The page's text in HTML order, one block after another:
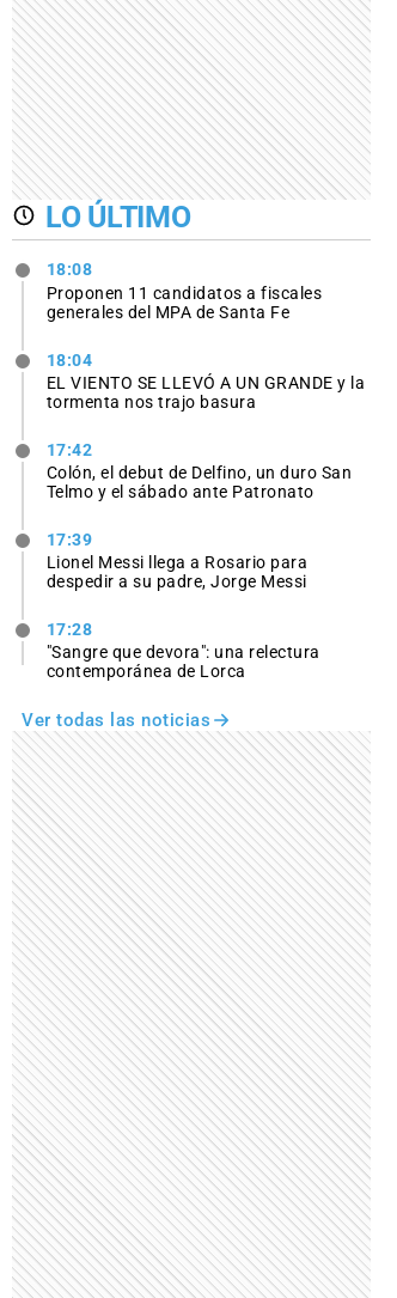
LO ÚLTIMO
18:08
Proponen 11 candidatos a fiscales
generales del MPA de Santa Fe
18:04
EL VIENTO SE LLEVÓ A UN GRANDE y la
tormenta nos trajo basura
17:42
Colón, el debut de Delfino, un duro San
Telmo y el sábado ante Patronato
17:39
Lionel Messi llega a Rosario para
despedir a su padre, Jorge Messi
17:28
"Sangre que devora": una relectura
contemporánea de Lorca
Ver todas las noticias